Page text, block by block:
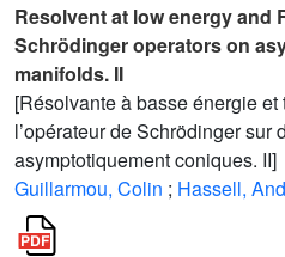
Resolvent at low energy and
Schrödinger operators on
manifolds. II
[Résolvante à basse énergie
l’opérateur de Schrödinger sur
asymptotiquement coniques. II]
Guillarmou, Colin ; Hassell,